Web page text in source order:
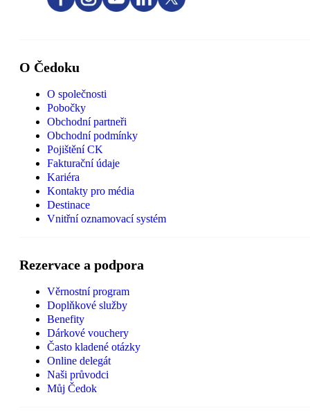
O Čedoku
O společnosti
Pobočky
Obchodní partneři
Obchodní podmínky
Pojištění CK
Fakturační údaje
Kariéra
Kontakty pro média
Destinace
Vnitřní oznamovací systém
Rezervace a podpora
Věrnostní program
Doplňkové služby
Benefity
Dárkové vouchery
Často kladené otázky
Online delegát
Naši průvodci
Můj Čedok